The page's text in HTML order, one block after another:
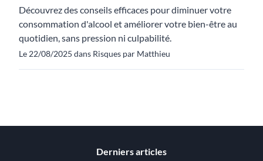
Découvrez des conseils efficaces pour diminuer votre
consommation d'alcool et améliorer votre bien-être au
quotidien, sans pression ni culpabilité.
Le 22/08/2025 dans Risques par Matthieu
Derniers articles